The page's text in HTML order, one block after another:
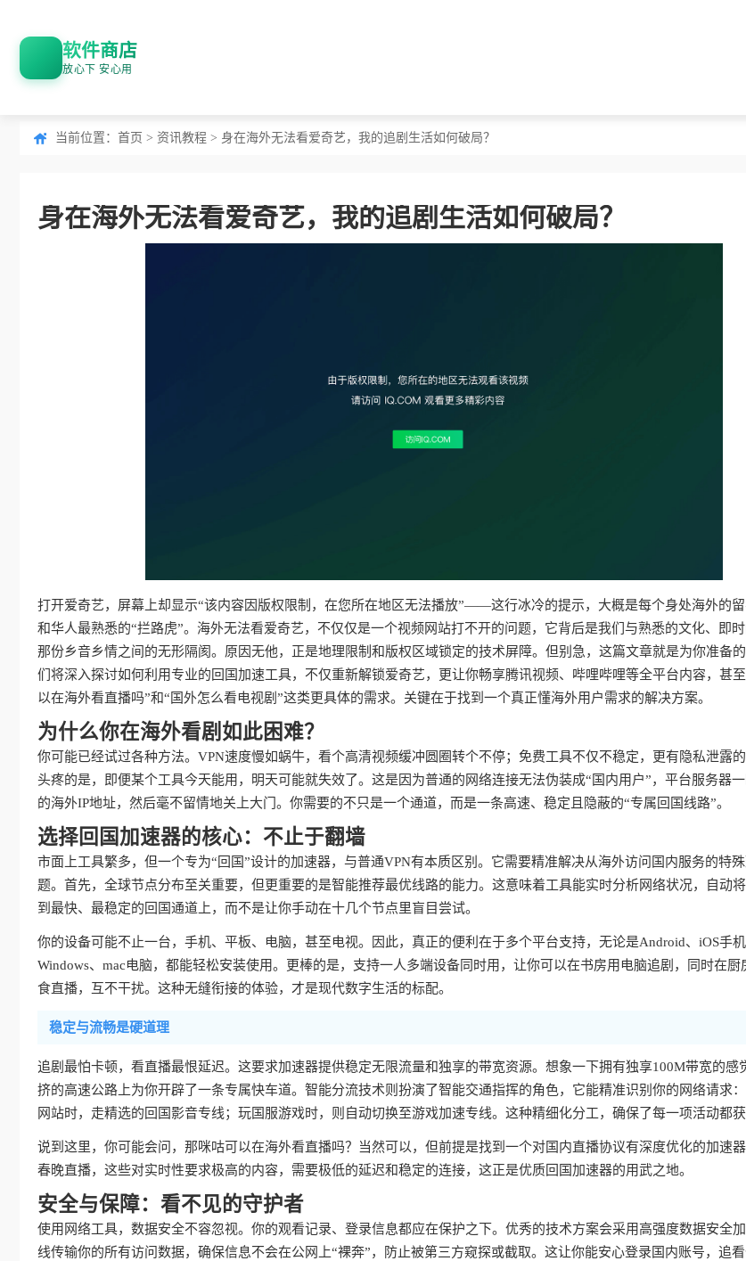
软件商店
放心下 安心用
当前位置： 首页 > 资讯教程 > 身在海外无法看爱奇艺，我的追剧生活如何破局？
身在海外无法看爱奇艺，我的追剧生活如何破局？
打开爱奇艺，屏幕上却显示“该内容因版权限制，在您所在地区无法播放”——这行冰冷的提示，大概是每个身处海外的
和华人最熟悉的“拦路虎”。海外无法看爱奇艺，不仅仅是一个视频网站打不开的问题，它背后是我们与熟悉的文化、即
那份乡音乡情之间的无形隔阂。原因无他，正是地理限制和版权区域锁定的技术屏障。但别急，这篇文章就是为你准备
们将深入探讨如何利用专业的回国加速工具，不仅重新解锁爱奇艺，更让你畅享腾讯视频、哔哩哔哩等全平台内容，甚
以在海外看直播吗”和“国外怎么看电视剧”这类更具体的需求。关键在于找到一个真正懂海外用户需求的解决方案。
为什么你在海外看剧如此困难？
你可能已经试过各种方法。VPN速度慢如蜗牛，看个高清视频缓冲圆圈转个不停；免费工具不仅不稳定，更有隐私泄露
头疼的是，即便某个工具今天能用，明天可能就失效了。这是因为普通的网络连接无法伪装成“国内用户”，平台服务器
的海外IP地址，然后毫不留情地关上大门。你需要的不只是一个通道，而是一条高速、稳定且隐蔽的“专属回国线路”。
选择回国加速器的核心：不止于翻墙
市面上工具繁多，但一个专为“回国”设计的加速器，与普通VPN有本质区别。它需要精准解决从海外访问国内服务的特殊
题。首先，全球节点分布至关重要，但更重要的是智能推荐最优线路的能力。这意味着工具能实时分析网络状况，自动
到最快、最稳定的回国通道上，而不是让你手动在十几个节点里盲目尝试。
你的设备可能不止一台，手机、平板、电脑，甚至电视。因此，真正的便利在于多个平台支持，无论是Android、iOS手
Windows、mac电脑，都能轻松安装使用。更棒的是，支持一人多端设备同时用，让你可以在书房用电脑追剧，同时在厨
食直播，互不干扰。这种无缝衔接的体验，才是现代数字生活的标配。
稳定与流畅是硬道理
追剧最怕卡顿，看直播最恨延迟。这要求加速器提供稳定无限流量和独享的带宽资源。想象一下拥有独享100M带宽的感
挤的高速公路上为你开辟了一条专属快车道。智能分流技术则扮演了智能交通指挥的角色，它能精准识别你的网络请求
网站时，走精选的回国影音专线；玩国服游戏时，则自动切换至游戏加速专线。这种精细化分工，确保了每一项活动都获
说到这里，你可能会问，那咪咕可以在海外看直播吗？当然可以，但前提是找到一个对国内直播协议有深度优化的加速器
春晚直播，这些对实时性要求极高的内容，需要极低的延迟和稳定的连接，这正是优质回国加速器的用武之地。
安全与保障：看不见的守护者
使用网络工具，数据安全不容忽视。你的观看记录、登录信息都应在保护之下。优秀的技术方案会采用高强度数据安全
线传输你的所有访问数据，确保信息不会在公网上“裸奔”，防止被第三方窥探或截取。这让你能安心登录国内账号，追看